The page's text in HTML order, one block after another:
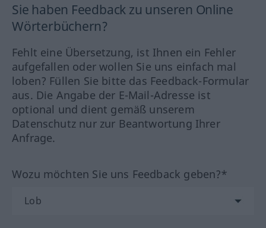
Sie haben Feedback zu unseren Online
Wörterbüchern?
Fehlt eine Übersetzung, ist Ihnen ein Fehler
aufgefallen oder wollen Sie uns einfach mal
loben? Füllen Sie bitte das Feedback-Formular
aus. Die Angabe der E-Mail-Adresse ist
optional und dient gemäß unserem
Datenschutz nur zur Beantwortung Ihrer
Anfrage.
Wozu möchten Sie uns Feedback geben?*